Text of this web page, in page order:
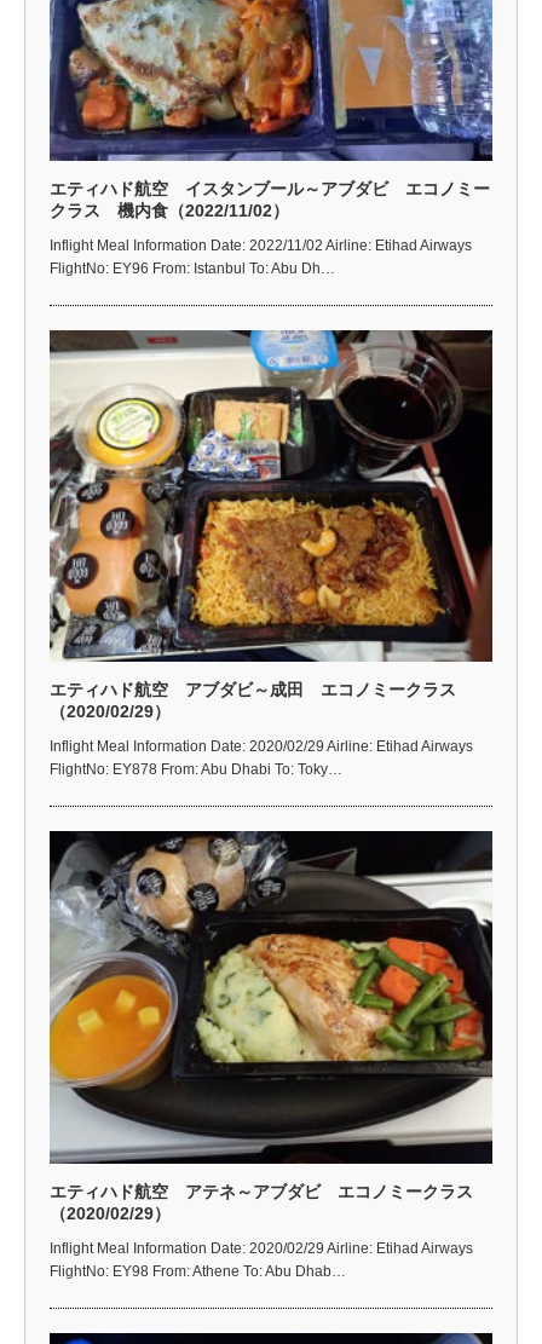
エティハド航空 イスタンブール～アブダビ エコノミー
クラス 機内食（2022/11/02）
Inflight Meal Information Date: 2022/11/02 Airline: Etihad Airways
FlightNo: EY96 From: Istanbul To: Abu Dh…
エティハド航空 アブダビ～成田 エコノミークラス
（2020/02/29）
Inflight Meal Information Date: 2020/02/29 Airline: Etihad Airways
FlightNo: EY878 From: Abu Dhabi To: Toky…
エティハド航空 アテネ～アブダビ エコノミークラス
（2020/02/29）
Inflight Meal Information Date: 2020/02/29 Airline: Etihad Airways
FlightNo: EY98 From: Athene To: Abu Dhab…